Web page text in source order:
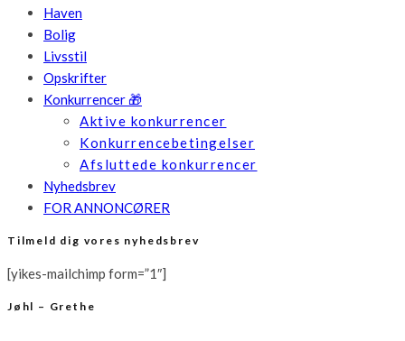
Haven
Bolig
Livsstil
Opskrifter
Konkurrencer 🎁
Aktive konkurrencer
Konkurrencebetingelser
Afsluttede konkurrencer
Nyhedsbrev
FOR ANNONCØRER
Tilmeld dig vores nyhedsbrev
[yikes-mailchimp form=”1″]
Jøhl – Grethe